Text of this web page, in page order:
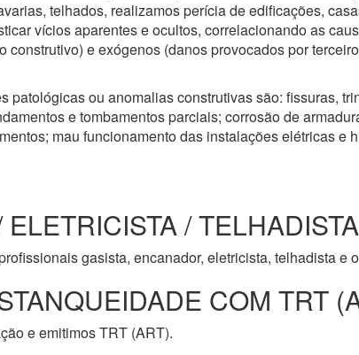
telhados, realizamos perícia de edificações,
vícios aparentes e ocultos, correlacionando as
construtivo) e exógenos (danos provocados por
patológicas ou anomalias construtivas são: fissuras,
e tombamentos parciais; corrosão de
mau funcionamento das instalações elétricas e
/
gasista, encanador, eletricista, telhadista e
COM TRT
e emitimos TRT (ART).